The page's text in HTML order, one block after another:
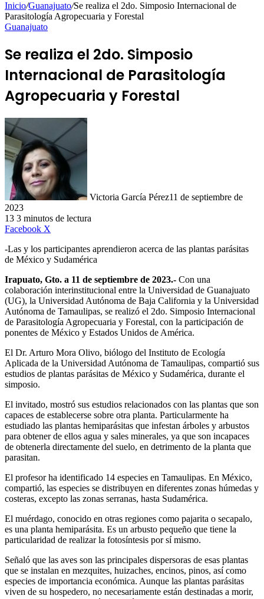
Inicio/Guanajuato/Se realiza el 2do. Simposio Internacional de
Parasitología Agropecuaria y Forestal
Guanajuato
Se realiza el 2do. Simposio
Internacional de Parasitología
Agropecuaria y Forestal
Victoria García Pérez11 de septiembre de
2023
13 3 minutos de lectura
Facebook X
-Las y los participantes aprendieron acerca de las plantas parásitas
de México y Sudamérica
Irapuato, Gto. a 11 de septiembre de 2023.- Con una
colaboración interinstitucional entre la Universidad de Guanajuato
(UG), la Universidad Autónoma de Baja California y la Universidad
Autónoma de Tamaulipas, se realizó el 2do. Simposio Internacional
de Parasitología Agropecuaria y Forestal, con la participación de
ponentes de México y Estados Unidos de América.
El Dr. Arturo Mora Olivo, biólogo del Instituto de Ecología
Aplicada de la Universidad Autónoma de Tamaulipas, compartió sus
estudios de plantas parásitas de México y Sudamérica, durante el
simposio.
El invitado, mostró sus estudios relacionados con las plantas que son
capaces de establecerse sobre otra planta. Particularmente ha
estudiado las plantas hemiparásitas que infestan árboles y arbustos
para obtener de ellos agua y sales minerales, ya que son incapaces
de obtenerla directamente del suelo, en detrimento de la planta que
parasitan.
El profesor ha identificado 14 especies en Tamaulipas. En México,
compartió, las especies se distribuyen en diferentes zonas húmedas y
costeras, excepto las zonas serranas, hasta Sudamérica.
El muérdago, conocido en otras regiones como pajarita o secapalo,
es una planta hemiparásita. Es un arbusto pequeño que tiene la
particularidad de realizar la fotosíntesis por sí mismo.
Señaló que las aves son las principales dispersoras de esas plantas
que se instalan en mezquites, huizaches, encinos, pinos, así como
especies de importancia económica. Aunque las plantas parásitas
viven de su hospedero, no necesariamente están destinadas a morir,